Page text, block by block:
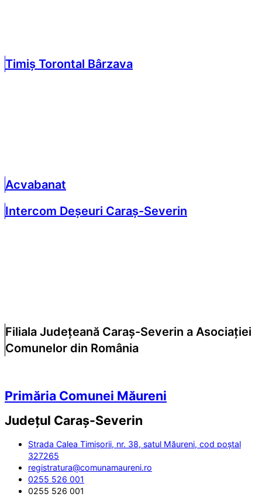
Timiș Torontal Bârzava
Acvabanat
Intercom Deșeuri Caraș-Severin
Filiala Județeană Caraș-Severin a Asociației
Comunelor din România
Primăria Comunei Măureni
Județul Caraș-Severin
Strada Calea Timișorii, nr. 38, satul Măureni, cod poștal
327265
registratura@comunamaureni.ro
0255 526 001
0255 526 001